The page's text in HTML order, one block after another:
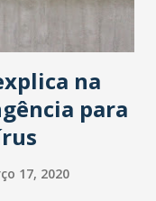
na
para
17, 2020